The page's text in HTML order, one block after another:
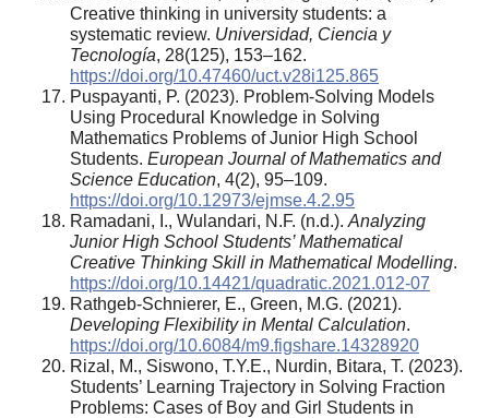
Creative thinking in university students: a
systematic review. Universidad, Ciencia y
Tecnología, 28(125), 153–162.
https://doi.org/10.47460/uct.v28i125.865
Puspayanti, P. (2023). Problem-Solving Models
Using Procedural Knowledge in Solving
Mathematics Problems of Junior High School
Students. European Journal of Mathematics and
Science Education, 4(2), 95–109.
https://doi.org/10.12973/ejmse.4.2.95
Ramadani, I., Wulandari, N.F. (n.d.). Analyzing
Junior High School Students’ Mathematical
Creative Thinking Skill in Mathematical Modelling.
https://doi.org/10.14421/quadratic.2021.012-07
Rathgeb-Schnierer, E., Green, M.G. (2021).
Developing Flexibility in Mental Calculation.
https://doi.org/10.6084/m9.figshare.14328920
Rizal, M., Siswono, T.Y.E., Nurdin, Bitara, T. (2023).
Students’ Learning Trajectory in Solving Fraction
Problems: Cases of Boy and Girl Students in